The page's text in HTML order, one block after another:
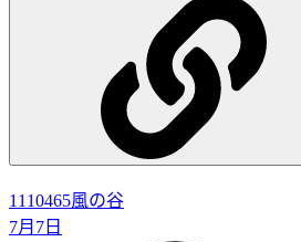
1110465風の谷
7月7日